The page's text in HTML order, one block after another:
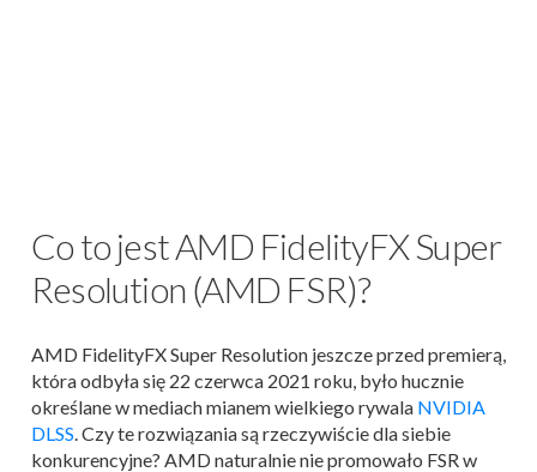
Co to jest AMD FidelityFX Super
Resolution (AMD FSR)?
AMD FidelityFX Super Resolution jeszcze przed premierą,
która odbyła się 22 czerwca 2021 roku, było hucznie
określane w mediach mianem wielkiego rywala NVIDIA
DLSS. Czy te rozwiązania są rzeczywiście dla siebie
konkurencyjne? AMD naturalnie nie promowało FSR w